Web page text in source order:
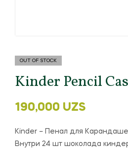
OUT OF STOCK
Kinder Pencil
190,000 UZS
Kinder – Пенал для
Внутри 24 шт шоколада